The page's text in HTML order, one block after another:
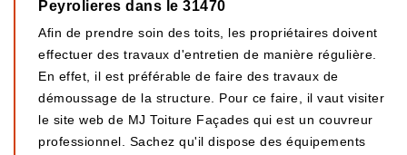
Peyrolieres dans le 31470
Afin de prendre soin des toits, les propriétaires doivent
effectuer des travaux d'entretien de manière régulière.
En effet, il est préférable de faire des travaux de
démoussage de la structure. Pour ce faire, il vaut visiter
le site web de MJ Toiture Façades qui est un couvreur
professionnel. Sachez qu'il dispose des équipements